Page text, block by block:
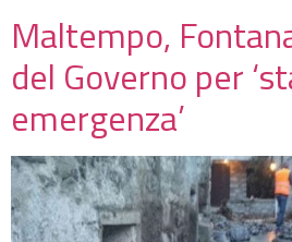
Maltempo,
del Governo per
emergenza’